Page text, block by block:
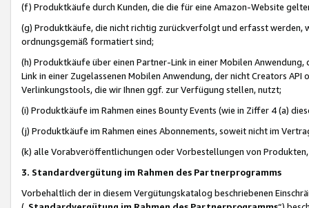
(f) Produktkäufe durch Kunden, die die für eine Amazon-Website
(g) Produktkäufe, die nicht richtig zurückverfolgt und erfasst werden,
ordnungsgemäß formatiert sind;
(h) Produktkäufe über einen Partner-Link in einer Mobilen
Link in einer Zugelassenen Mobilen Anwendung, der nicht Creators
Verlinkungstools, die wir Ihnen ggf. zur Verfügung stellen, nutzt;
(i) Produktkäufe im Rahmen eines Bounty Events (wie in Ziffer 4 (a)
(j) Produktkäufe im Rahmen eines Abonnements, soweit nicht im
(k) alle Vorabveröffentlichungen oder Vorbestellungen von
3. Standardvergütung im Rahmen des Partnerprogramms
Vorbehaltlich der in diesem Vergütungskatalog beschriebenen